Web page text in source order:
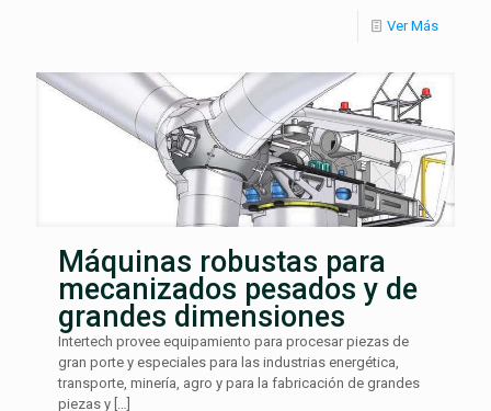
Ver Más
Máquinas robustas para
mecanizados pesados y de
grandes dimensiones
Intertech provee equipamiento para procesar piezas de
gran porte y especiales para las industrias energética,
transporte, minería, agro y para la fabricación de grandes
piezas y […]